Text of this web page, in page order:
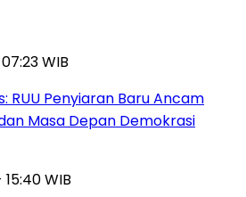
WIB
RUU Penyiaran Baru Ancam
Masa Depan Demokrasi
WIB